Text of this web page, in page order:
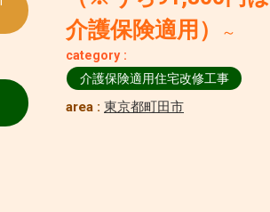
介護保険適用）
～
category :
介護保険適用住宅改修工事
area : 東京都町田市